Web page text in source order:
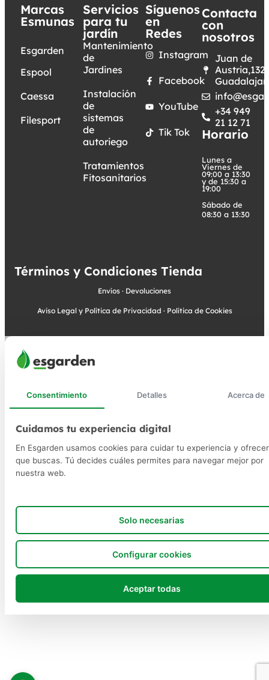
Marcas
Esmunas
Esgarden
Espool
Caessa
Filesport
Servicios
para tu
jardín
Mantenimiento
de
Jardines
Instalación
de
sistemas
de
autoriego
Tratamientos
Fitosanitarios
Síguenos
en
Redes
Instagram
Facebook
YouTube
Tik Tok
Contacta
con
nosotros
Juan de
Austria,132.
+34 949
21 12 71
Horario
Lunes a
Viernes de
09:00 a 13:30
y de 15:30 a
19:00
Sábado de
08:30 a 13:30
Términos y Condiciones Tienda
Envíos · Devoluciones
Aviso Legal y Política de Privacidad · Política de Cookies
Consentimiento Detalles Acerca de
Cuidamos tu experiencia digital
En Esgarden usamos cookies para cuidar tu experiencia y
que buscas. Tú decides cuáles permites para navegar mejor por
nuestra web.
Solo necesarias
Configurar cookies
Aceptar todas